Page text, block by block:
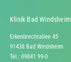
Klinik Bad Windsheim
Erkenbrechtallee 45
91438 Bad Windsheim
Tel.: 09841 99-0